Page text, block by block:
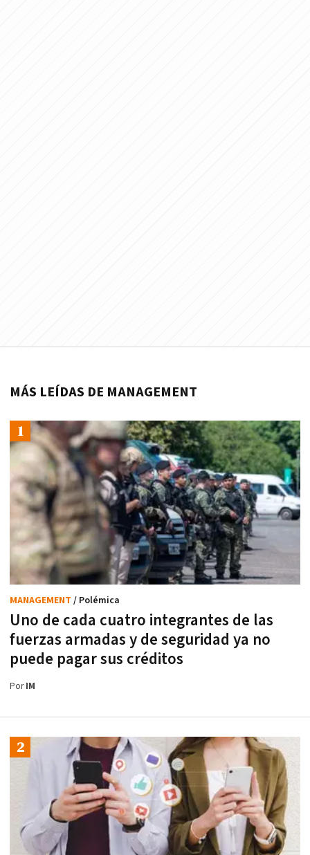
MÁS LEÍDAS DE MANAGEMENT
Uno de cada cuatro integrantes de las
fuerzas armadas y de seguridad ya no
puede pagar sus créditos
MANAGEMENT / Polémica
PorIM